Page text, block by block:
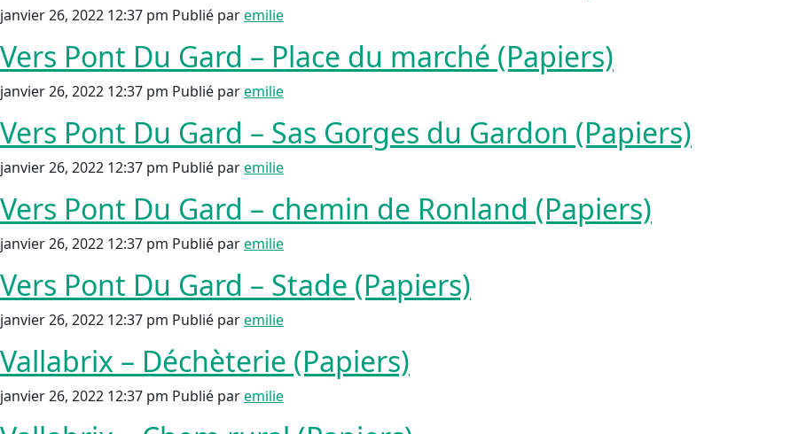
janvier 26, 2022 12:37 pm Publié paremilie
Vers Pont Du Gard – Place du marché (Papiers)
janvier 26, 2022 12:37 pm Publié paremilie
Vers Pont Du Gard – Sas Gorges du Gardon (Papiers)
janvier 26, 2022 12:37 pm Publié paremilie
Vers Pont Du Gard – chemin de Ronland (Papiers)
janvier 26, 2022 12:37 pm Publié paremilie
Vers Pont Du Gard – Stade (Papiers)
janvier 26, 2022 12:37 pm Publié paremilie
Vallabrix – Déchèterie (Papiers)
janvier 26, 2022 12:37 pm Publié paremilie